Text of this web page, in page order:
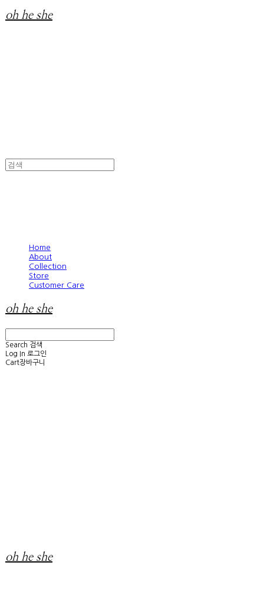
oh he she
Home
About
Collection
Store
Customer Care
oh he she
Search 검색
Log In 로그인
Cart장바구니
oh he she